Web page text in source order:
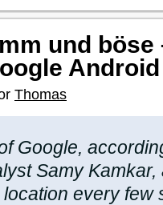
und böse
Android
Thomas
Google,
Samy
every few